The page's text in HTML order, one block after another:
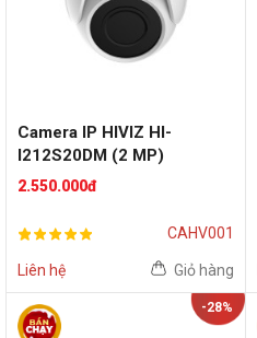
Camera IP HIVIZ HI-
I212S20DM (2 MP)
2.550.000đ
CAHV001
Liên hệ Giỏ hàng
-28%